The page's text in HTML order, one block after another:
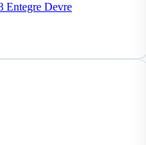
Entegre Devre